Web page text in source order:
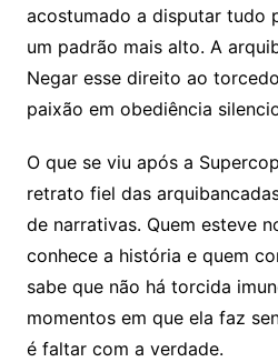
acostumado a disputar tudo
um padrão mais alto. A
Negar esse direito ao
paixão em obediência
O que se viu após a
retrato fiel das
de narrativas. Quem esteve
conhece a história e quem
sabe que não há torcida
momentos em que ela faz
é faltar com a verdade.